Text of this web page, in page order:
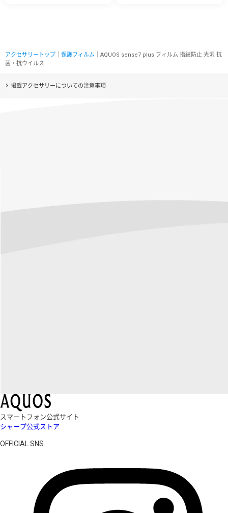
アクセサリートップ 保護フィルム ｜AQUOS sense7 plus フィルム 指紋防止 光沢 抗
菌・抗ウイルス
掲載アクセサリーについての注意事項
スマートフォン公式サイト
シャープ公式ストア
OFFICIAL SNS